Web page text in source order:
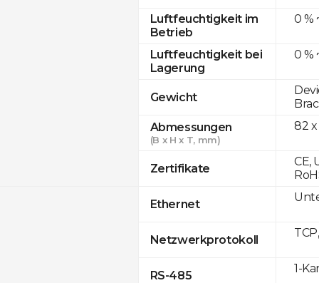
Luftfeuchtigkeit im
Betrieb
Luftfeuchtigkeit bei
Lagerung
Gewicht
Abmessungen
(B x H x T, mm)
Zertifikate
Ethernet
Netzwerkprotokoll
RS-485
0 %
0 %
82 x
CE,
1-